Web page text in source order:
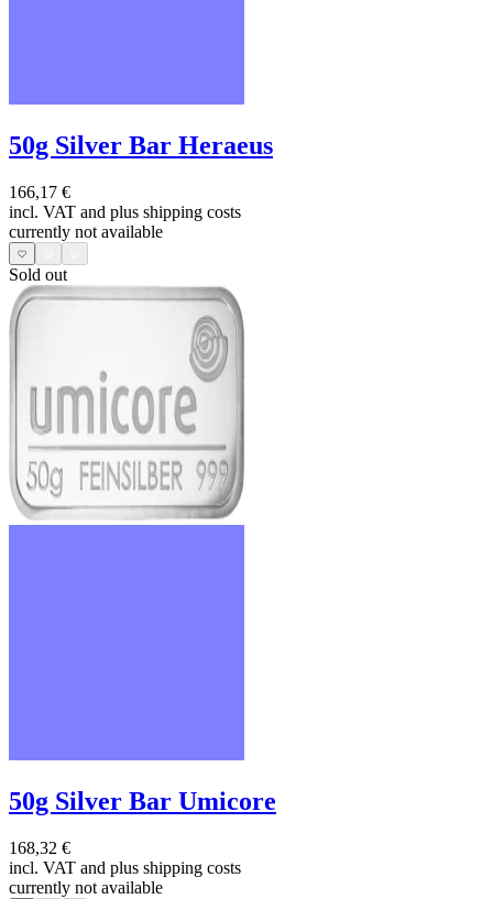
50g Silver Bar Heraeus
166,17 €
incl. VAT and plus shipping costs
currently not available
Sold out
50g Silver Bar Umicore
168,32 €
incl. VAT and plus shipping costs
currently not available